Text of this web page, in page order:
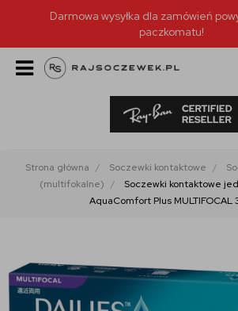
Darmowa wysyłka dla zamówień
paczkomatu!
Strona główna Soczewki kontaktowe
(multifokalne)
Soczewki kontaktowe
AquaComfort Plus MULTIFOCAL